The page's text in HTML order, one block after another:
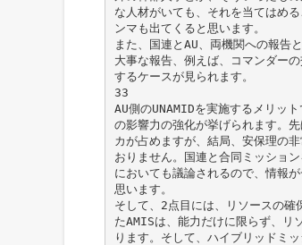
な人材がいても、それを当てはめ
ンマも出てくると思います。
また、国連とAU、両機関への報告
大事な報告、例えば、コマンダー
するケースが見られます。
33
AU側のUNAMIDを実施するメリッ
の影響力の強化が挙げられます。
カが占めますが、結局、安保理の
おりません。国連と合同ミッショ
においても議論されるので、情報
思います。
そして、2点目には、リソースの確
たAMISは、能力だけに限らず、リ
ります。そして、ハイブリッドミ